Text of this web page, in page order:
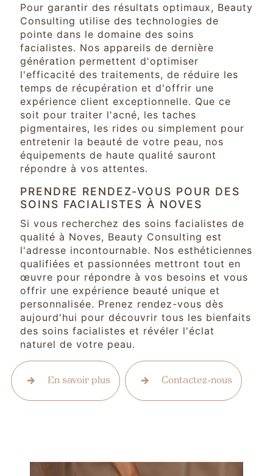
Pour garantir des résultats optimaux, Beauty
Consulting utilise des technologies de
pointe dans le domaine des soins
facialistes. Nos appareils de dernière
génération permettent d'optimiser
l'efficacité des traitements, de réduire les
temps de récupération et d'offrir une
expérience client exceptionnelle. Que ce
soit pour traiter l'acné, les taches
pigmentaires, les rides ou simplement pour
entretenir la beauté de votre peau, nos
équipements de haute qualité sauront
répondre à vos attentes.
PRENDRE RENDEZ-VOUS POUR DES
SOINS FACIALISTES À NOVES
Si vous recherchez des soins facialistes de
qualité à Noves, Beauty Consulting est
l'adresse incontournable. Nos esthéticiennes
qualifiées et passionnées mettront tout en
œuvre pour répondre à vos besoins et vous
offrir une expérience beauté unique et
personnalisée. Prenez rendez-vous dès
aujourd'hui pour découvrir tous les bienfaits
des soins facialistes et révéler l'éclat
naturel de votre peau.
En savoir plus Contactez-nous